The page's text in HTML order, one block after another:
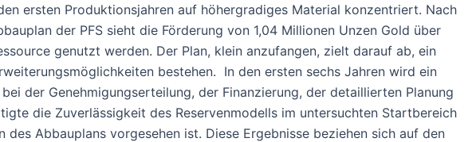
ersten Produktionsjahren auf höhergradiges Material konzentriert. Nach
der PFS sieht die Förderung von 1,04 Millionen Unzen Gold über
genutzt werden. Der Plan, klein anzufangen, zielt darauf ab, ein
bestehen. In den ersten sechs Jahren wird ein
der Genehmigungserteilung, der Finanzierung, der detaillierten Planung
die Zuverlässigkeit des Reservenmodells im untersuchten Startbereich
Abbauplans vorgesehen ist. Diese Ergebnisse beziehen sich auf den